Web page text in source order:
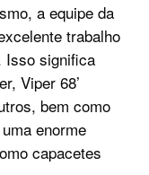
a equipe da
trabalho
Isso significa
Viper 68’
bem como
enorme
capacetes